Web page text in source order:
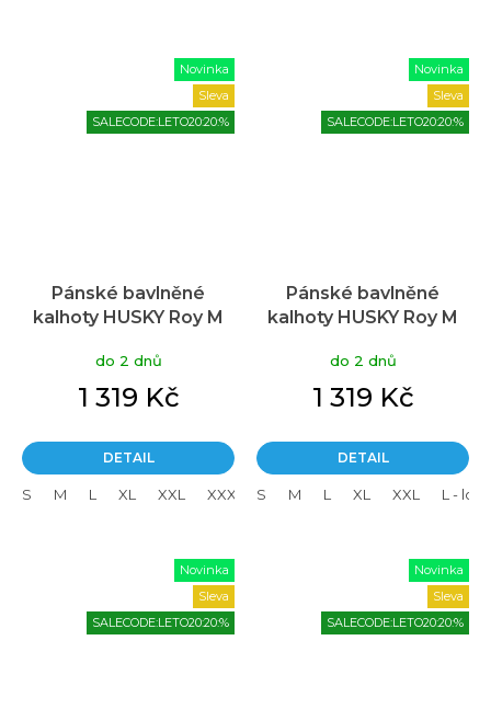
Novinka
Sleva
SALECODE:LETO20:20:%
Pánské bavlněné
kalhoty HUSKY Roy M
do 2 dnů
1 319 Kč
DETAIL
S M L XL XXL XXXL L - long XL - long XXL -
Novinka
Sleva
SALECODE:LETO20:20:%
Pánské bavlněné
kalhoty HUSKY Roy M
do 2 dnů
1 319 Kč
DETAIL
S M L XL XXL L -
Novinka
Sleva
SALECODE:LETO20:20:%
Novinka
Sleva
SALECODE:LETO20:20:%